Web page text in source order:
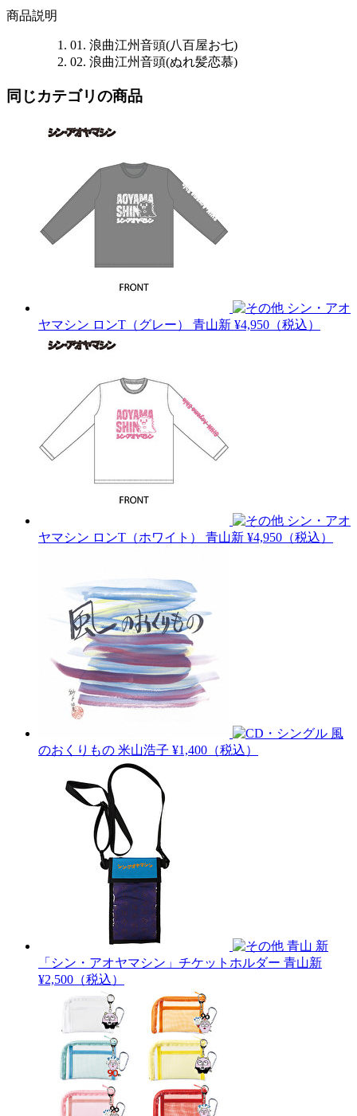
商品説明
01. 浪曲江州音頭(八百屋お七)
02. 浪曲江州音頭(ぬれ髪恋慕)
同じカテゴリの商品
シン・アオ
ヤマシン ロンT（グレー） 青山新 ¥4,950（税込）
シン・アオ
ヤマシン ロンT（ホワイト） 青山新 ¥4,950（税込）
風
のおくりもの 米山浩子 ¥1,400（税込）
青山 新
「シン・アオヤマシン」チケットホルダー 青山新
¥2,500（税込）